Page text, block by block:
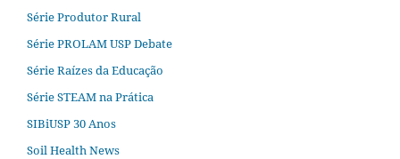
Série Produtor Rural
Série PROLAM USP Debate
Série Raízes da Educação
Série STEAM na Prática
SIBiUSP 30 Anos
Soil Health News